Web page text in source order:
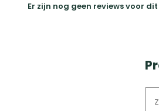
Er zijn nog geen reviews voor